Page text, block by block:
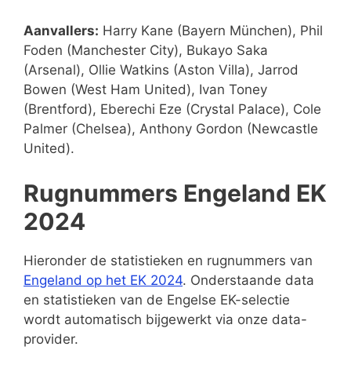
Aanvallers: Harry Kane (Bayern München), Phil
Foden (Manchester City), Bukayo Saka
(Arsenal), Ollie Watkins (Aston Villa), Jarrod
Bowen (West Ham United), Ivan Toney
(Brentford), Eberechi Eze (Crystal Palace), Cole
Palmer (Chelsea), Anthony Gordon (Newcastle
United).
Rugnummers Engeland EK
2024
Hieronder de statistieken en rugnummers van
Engeland op het EK 2024. Onderstaande data
en statistieken van de Engelse EK-selectie
wordt automatisch bijgewerkt via onze data-
provider.